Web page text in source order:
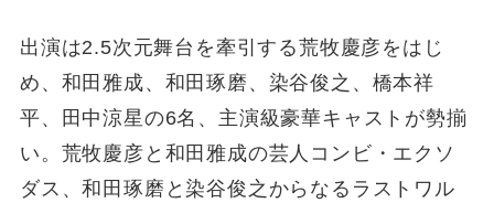
出演は2.5次元舞台を牽引する荒牧慶彦をはじ
め、和田雅成、和田琢磨、染谷俊之、橋本祥
平、田中涼星の6名、主演級豪華キャストが勢揃
い。荒牧慶彦と和田雅成の芸人コンビ・エクソ
ダス、和田琢磨と染谷俊之からなるラストワル